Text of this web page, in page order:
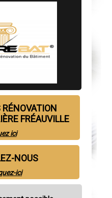
RÉNOVATION
FRÉAUVILLE
ici
NOUS
ici